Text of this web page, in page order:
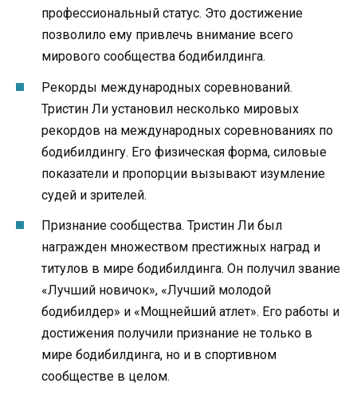
профессиональный статус. Это достижение
позволило ему привлечь внимание всего
мирового сообщества бодибилдинга.
Рекорды международных соревнований.
Тристин Ли установил несколько мировых
рекордов на международных соревнованиях по
бодибилдингу. Его физическая форма, силовые
показатели и пропорции вызывают изумление
судей и зрителей.
Признание сообщества. Тристин Ли был
награжден множеством престижных наград и
титулов в мире бодибилдинга. Он получил звание
«Лучший новичок», «Лучший молодой
бодибилдер» и «Мощнейший атлет». Его работы и
достижения получили признание не только в
мире бодибилдинга, но и в спортивном
сообществе в целом.